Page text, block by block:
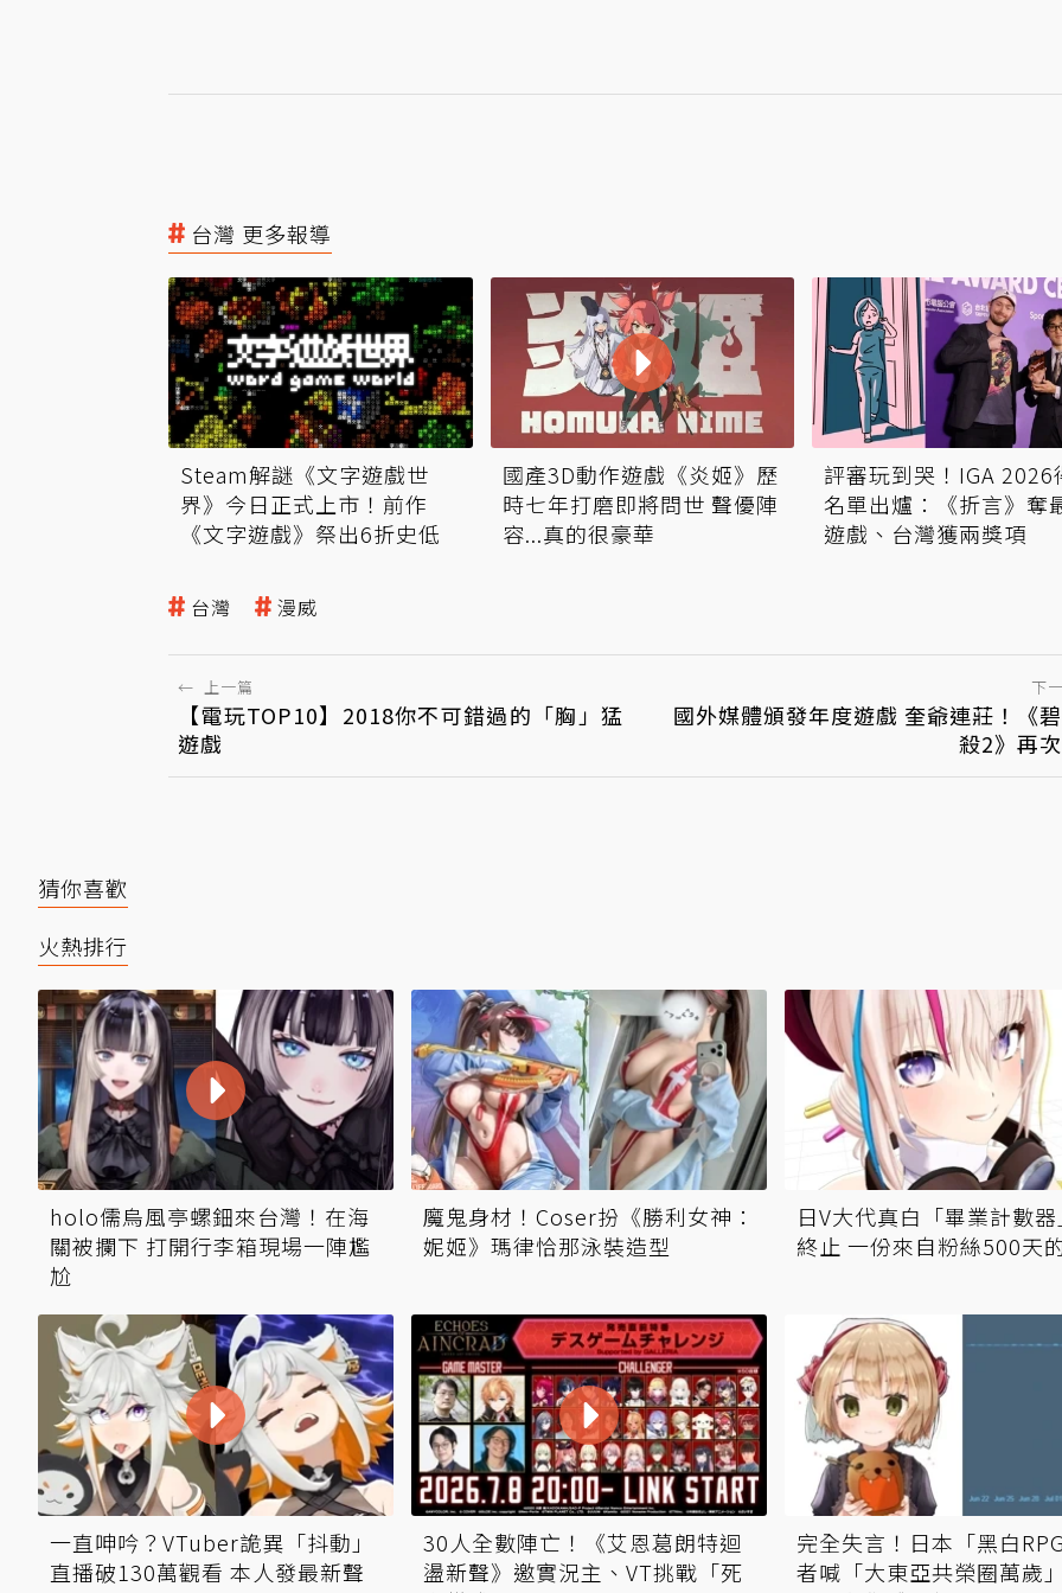
台灣 更多報導
Steam解謎《文字遊戲世
界》今日正式上市！前作
《文字遊戲》祭出6折史低
國產3D動作遊戲《炎姬》歷
時七年打磨即將問世 聲優陣
容...真的很豪華
評審玩到哭！IGA 2026
名單出爐：《折言》奪
遊戲、台灣獲兩獎項
台灣 漫威
← 上一篇
【電玩TOP10】2018你不可錯過的「胸」猛
遊戲
下
國外媒體頒發年度遊戲 奎爺連莊！《
殺2》再
猜你喜歡
火熱排行
holo儒烏風亭螺鈿來台灣！在海
關被攔下 打開行李箱現場一陣尷
尬
魔鬼身材！Coser扮《勝利女神：
妮姬》瑪律恰那泳裝造型
日V大代真白「畢業計數
終止 一份來自粉絲500天
一直呻吟？VTuber詭異「抖動」
直播破130萬觀看 本人發最新聲
30人全數陣亡！《艾恩葛朗特迴
盪新聲》邀實況主、VT挑戰「死
完全失言！日本「黑白
者喊「大東亞共榮圈萬歲